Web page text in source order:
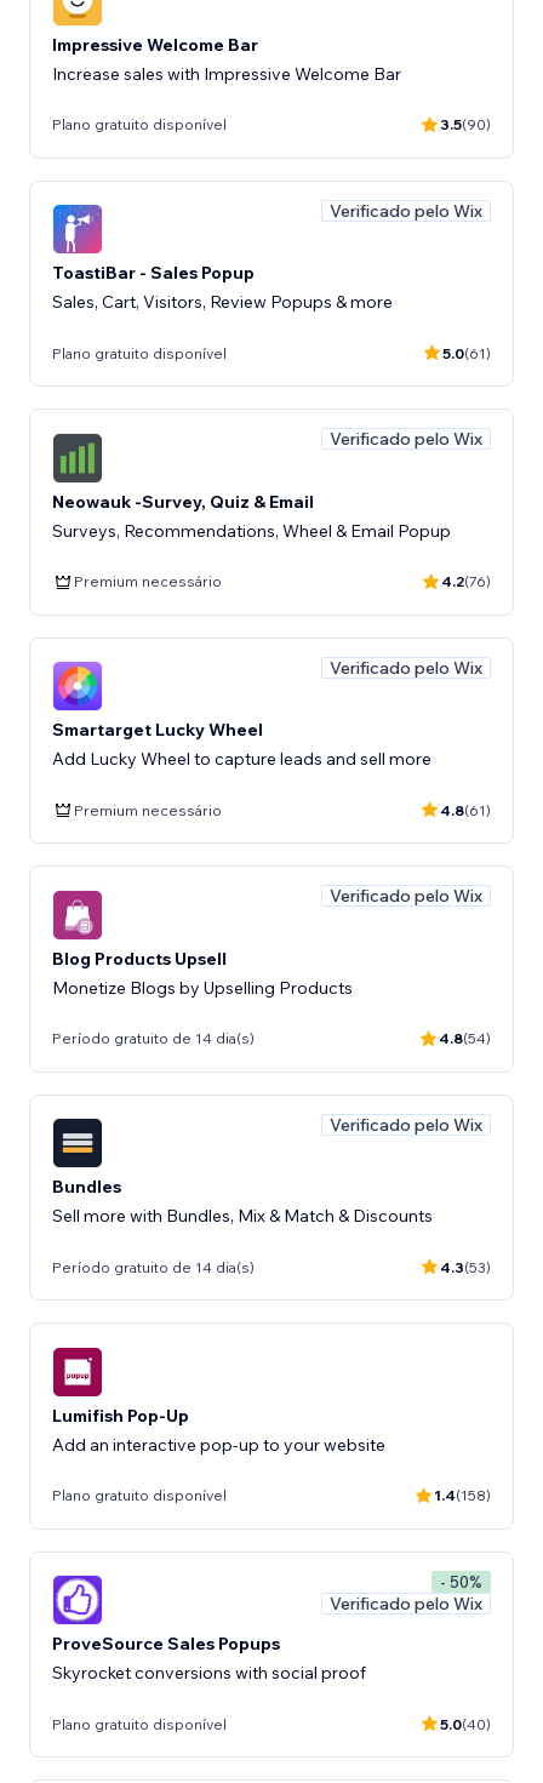
Impressive Welcome Bar
Increase sales with Impressive Welcome Bar
Plano gratuito disponível 3.5(90)
Verificado pelo Wix
ToastiBar - Sales Popup
Sales, Cart, Visitors, Review Popups & more
Plano gratuito disponível 5.0(61)
Verificado pelo Wix
Neowauk -Survey, Quiz & Email
Surveys, Recommendations, Wheel & Email Popup
Premium necessário 4.2(76)
Verificado pelo Wix
Smartarget Lucky Wheel
Add Lucky Wheel to capture leads and sell more
Premium necessário 4.8(61)
Verificado pelo Wix
Blog Products Upsell
Monetize Blogs by Upselling Products
Período gratuito de 14 dia(s) 4.8(54)
Verificado pelo Wix
Bundles
Sell more with Bundles, Mix & Match & Discounts
Período gratuito de 14 dia(s) 4.3(53)
Lumifish Pop-Up
Add an interactive pop-up to your website
Plano gratuito disponível 1.4(158)
- 50%
Verificado pelo Wix
ProveSource Sales Popups
Skyrocket conversions with social proof
Plano gratuito disponível 5.0(40)